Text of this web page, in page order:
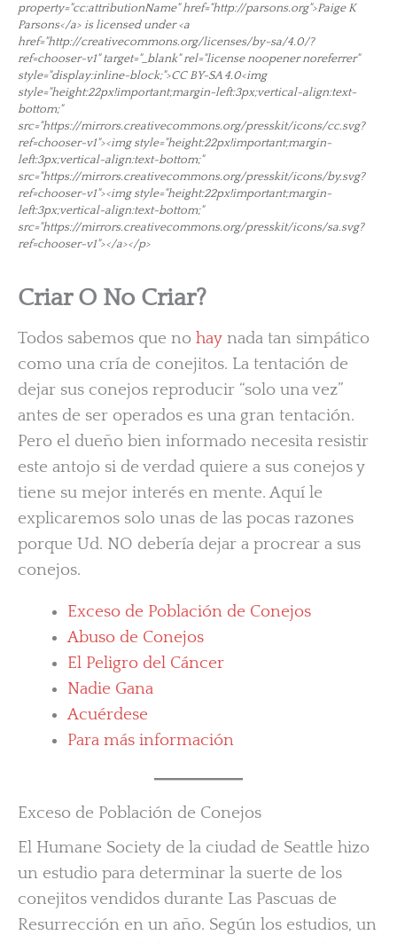
property="cc:attributionName" href="http://parsons.org">Paige K
Parsons</a> is licensed under <a
href="http://creativecommons.org/licenses/by-sa/4.0/?
ref=chooser-v1" target="_blank" rel="license noopener noreferrer"
style="display:inline-block;">CC BY-SA 4.0<img
style="height:22px!important;margin-left:3px;vertical-align:text-
bottom;"
src="https://mirrors.creativecommons.org/presskit/icons/cc.svg?
ref=chooser-v1"><img style="height:22px!important;margin-
left:3px;vertical-align:text-bottom;"
src="https://mirrors.creativecommons.org/presskit/icons/by.svg?
ref=chooser-v1"><img style="height:22px!important;margin-
left:3px;vertical-align:text-bottom;"
src="https://mirrors.creativecommons.org/presskit/icons/sa.svg?
ref=chooser-v1"></a></p>
Criar O No Criar?
Todos sabemos que no hay nada tan simpático
como una cría de conejitos. La tentación de
dejar sus conejos reproducir “solo una vez”
antes de ser operados es una gran tentación.
Pero el dueño bien informado necesita resistir
este antojo si de verdad quiere a sus conejos y
tiene su mejor interés en mente. Aquí le
explicaremos solo unas de las pocas razones
porque Ud. NO debería dejar a procrear a sus
conejos.
Exceso de Población de Conejos
Abuso de Conejos
El Peligro del Cáncer
Nadie Gana
Acuérdese
Para más información
Exceso de Población de Conejos
El Humane Society de la ciudad de Seattle hizo
un estudio para determinar la suerte de los
conejitos vendidos durante Las Pascuas de
Resurrección en un año. Según los estudios, un